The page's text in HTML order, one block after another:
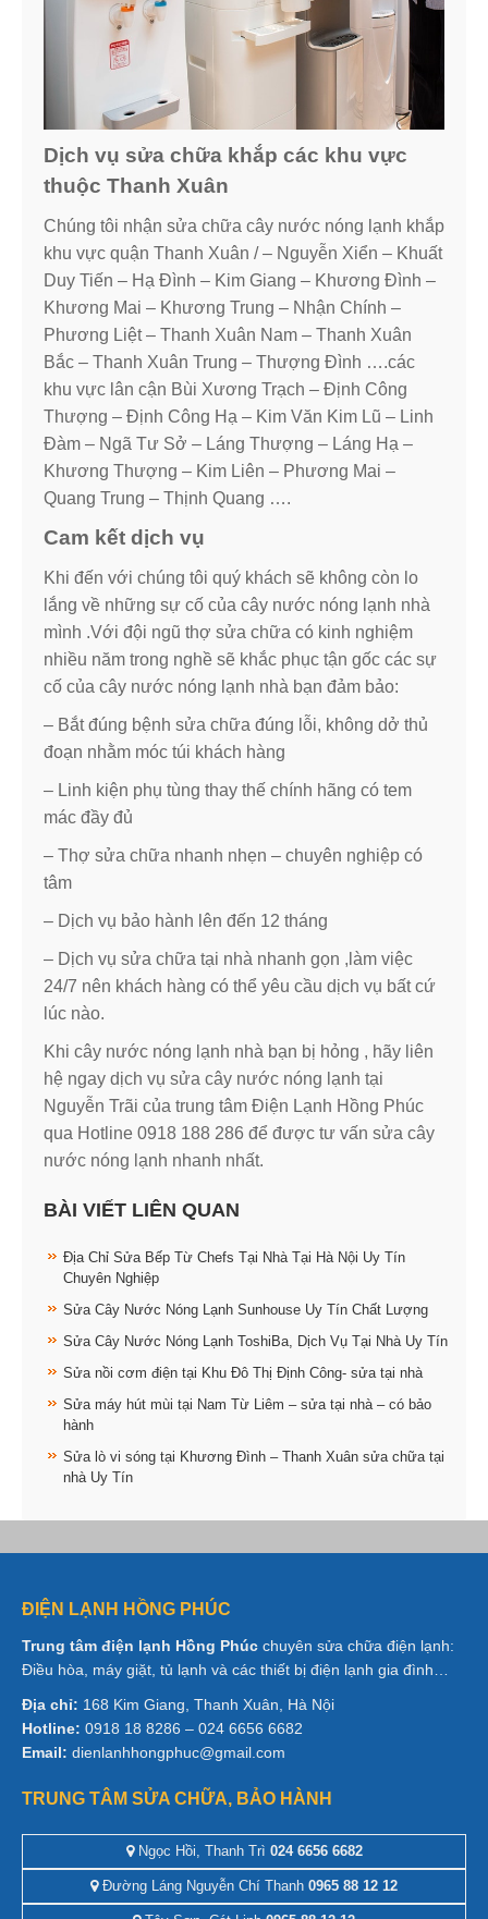
Dịch vụ sửa chữa khắp các khu vực
thuộc Thanh Xuân
Chúng tôi nhận sửa chữa cây nước nóng lạnh khắp
khu vực quận Thanh Xuân / – Nguyễn Xiển – Khuất
Duy Tiến – Hạ Đình – Kim Giang – Khương Đình –
Khương Mai – Khương Trung – Nhận Chính –
Phương Liệt – Thanh Xuân Nam – Thanh Xuân
Bắc – Thanh Xuân Trung – Thượng Đình ….các
khu vực lân cận Bùi Xương Trạch – Định Công
Thượng – Định Công Hạ – Kim Văn Kim Lũ – Linh
Đàm – Ngã Tư Sở – Láng Thượng – Láng Hạ –
Khương Thượng – Kim Liên – Phương Mai –
Quang Trung – Thịnh Quang ….
Cam kết dịch vụ
Khi đến với chúng tôi quý khách sẽ không còn lo
lắng về những sự cố của cây nước nóng lạnh nhà
mình .Với đội ngũ thợ sửa chữa có kinh nghiệm
nhiều năm trong nghề sẽ khắc phục tận gốc các sự
cố của cây nước nóng lạnh nhà bạn đảm bảo:
– Bắt đúng bệnh sửa chữa đúng lỗi, không dở thủ
đoạn nhằm móc túi khách hàng
– Linh kiện phụ tùng thay thế chính hãng có tem
mác đầy đủ
– Thợ sửa chữa nhanh nhẹn – chuyên nghiệp có
tâm
– Dịch vụ bảo hành lên đến 12 tháng
– Dịch vụ sửa chữa tại nhà nhanh gọn ,làm việc
24/7 nên khách hàng có thể yêu cầu dịch vụ bất cứ
lúc nào.
Khi cây nước nóng lạnh nhà bạn bị hỏng , hãy liên
hệ ngay dịch vụ sửa cây nước nóng lạnh tại
Nguyễn Trãi của trung tâm Điện Lạnh Hồng Phúc
qua Hotline 0918 188 286 để được tư vấn sửa cây
nước nóng lạnh nhanh nhất.
BÀI VIẾT LIÊN QUAN
Địa Chỉ Sửa Bếp Từ Chefs Tại Nhà Tại Hà Nội Uy Tín
Chuyên Nghiệp
Sửa Cây Nước Nóng Lạnh Sunhouse Uy Tín Chất Lượng
Sửa Cây Nước Nóng Lạnh ToshiBa, Dịch Vụ Tại Nhà Uy Tín
Sửa nồi cơm điện tại Khu Đô Thị Định Công- sửa tại nhà
Sửa máy hút mùi tại Nam Từ Liêm – sửa tại nhà – có bảo
hành
Sửa lò vi sóng tại Khương Đình – Thanh Xuân sửa chữa tại
nhà Uy Tín
ĐIỆN LẠNH HỒNG PHÚC
Trung tâm điện lạnh Hồng Phúc chuyên sửa chữa điện lạnh:
Điều hòa, máy giặt, tủ lạnh và các thiết bị điện lạnh gia đình…
Địa chỉ: 168 Kim Giang, Thanh Xuân, Hà Nội
Hotline: 0918 18 8286 – 024 6656 6682
Email: dienlanhhongphuc@gmail.com
TRUNG TÂM SỬA CHỮA, BẢO HÀNH
Ngọc Hồi, Thanh Trì 024 6656 6682
Đường Láng Nguyễn Chí Thanh 0965 88 12 12